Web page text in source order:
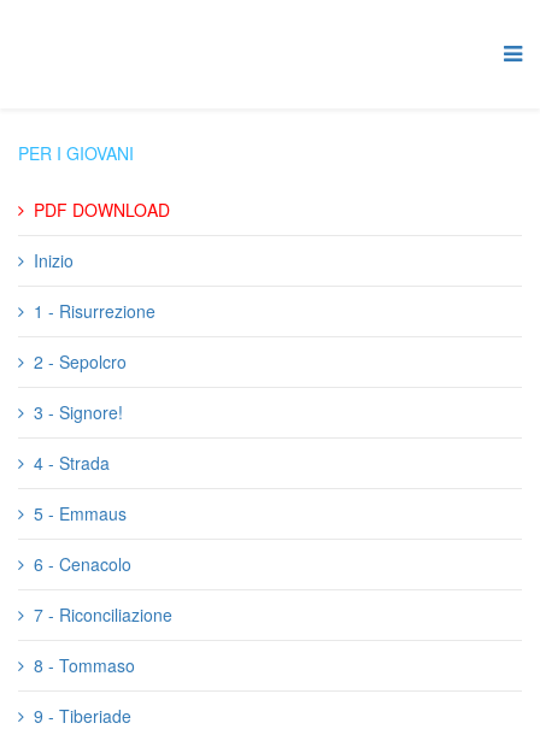
PER I GIOVANI
PDF DOWNLOAD
Inizio
1 - Risurrezione
2 - Sepolcro
3 - Signore!
4 - Strada
5 - Emmaus
6 - Cenacolo
7 - Riconciliazione
8 - Tommaso
9 - Tiberiade